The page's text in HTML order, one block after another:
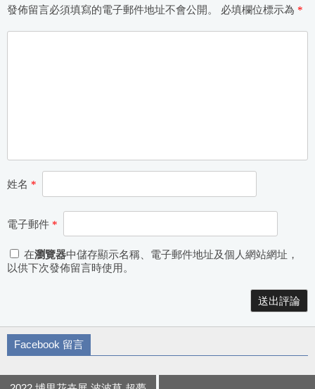
發佈留言必須填寫的電子郵件地址不會公開。 必填欄位標示為 *
姓名 *
電子郵件 *
在瀏覽器中儲存顯示名稱、電子郵件地址及個人網站網址，
以供下次發佈留言時使用。
Facebook 留言